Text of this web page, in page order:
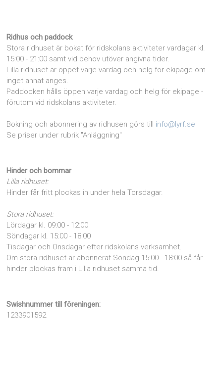
Ridhus och paddock
Stora ridhuset är bokat för ridskolans aktiviteter vardagar kl.
15:00 - 21:00 samt vid behov utöver angivna tider.
Lilla ridhuset är öppet varje vardag och helg för ekipage om
inget annat anges.
Paddocken hålls öppen varje vardag och helg för ekipage -
förutom vid ridskolans aktiviteter.
Bokning och abonnering av ridhusen görs till info@lyrf.se
Se priser under rubrik "Anläggning"
Hinder och bommar
Lilla ridhuset:
Hinder får fritt plockas in under hela Torsdagar.
Stora ridhuset:
Lördagar kl. 09:00 - 12:00
Söndagar kl. 15:00 - 18:00
Tisdagar och Onsdagar efter ridskolans verksamhet.
Om stora ridhuset är abonnerat Söndag 15:00 - 18:00 så får
hinder plockas fram i Lilla ridhuset samma tid.
Swishnummer till föreningen:
1233901592